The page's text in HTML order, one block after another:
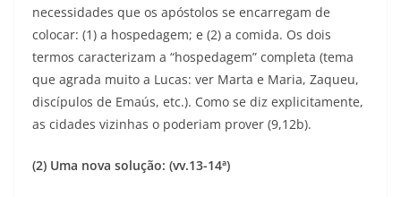
necessidades que os apóstolos se encarregam de
colocar: (1) a hospedagem; e (2) a comida. Os dois
termos caracterizam a “hospedagem” completa (tema
que agrada muito a Lucas: ver Marta e Maria, Zaqueu,
discípulos de Emaús, etc.). Como se diz explicitamente,
as cidades vizinhas o poderiam prover (9,12b).
(2) Uma nova solução: (vv.13-14ª)